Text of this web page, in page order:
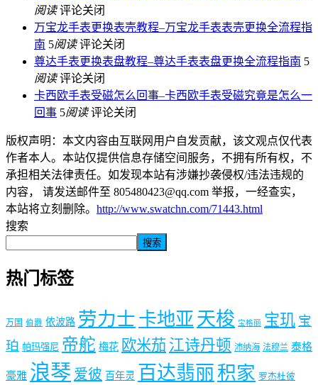
阅读 评论关闭
万宝龙手表更换表壳教程–万宝龙手表表壳更换全流程指
南 5阅读 评论关闭
尊达手表更换表盘教程–尊达手表表盘更换全流程指南 5
阅读 评论关闭
卡西欧手表受磁怎么回事–卡西欧手表受磁究竟是怎么一
回事 5阅读 评论关闭
版权声明：本文内容由互联网用户自发贡献，该文观点仅代表
作者本人。本站仅提供信息存储空间服务，不拥有所有权，不
承担相关法律责任。如发现本站有涉嫌抄袭侵权/违法违规的
内容， 请发送邮件至 805480423@qq.com 举报，一经查实，
本站将立刻删除。 http://www.swatchn.com/71443.html
搜索
搜索
热门标签
万国 伯爵 依波路 劳力士 卡地亚 天梭 宝格丽 宝玑 宝
珀 帕玛强尼 帝舵 梅花 欧米茄 江诗丹顿 沛纳海 法穆兰 泰格
豪雅 浪琴 爱彼 百年灵 百达翡丽 积家 罗杰杜彼